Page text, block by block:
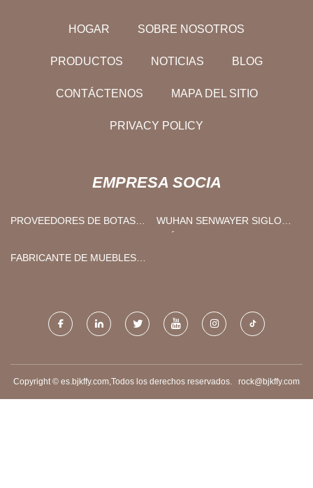
HOGAR SOBRE NOSOTROS
PRODUCTOS NOTICIAS BLOG
CONTÁCTENOS MAPA DEL SITIO
PRIVACY POLICY
EMPRESA SOCIA
PROVEEDORES DE BOTAS
WUHAN SENWAYER SIGLO
FABRICANTE DE MUEBLES
Copyright © es.bjkffy.com,Todos los derechos reservados. rock@bjkffy.com